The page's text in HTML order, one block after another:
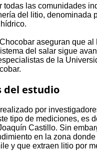
todas las comunidades
del litio, denominada
aseguran que al
del salar sigue
de la
del estudio
por
tipo de mediciones, es
Castillo. Sin
en la zona
y que extraen litio por